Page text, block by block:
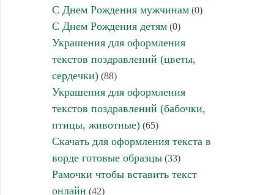
С Днем Рождения мужчинам(0)
С Днем Рождения детям(0)
Украшения для оформления
текстов поздравлений (цветы,
сердечки)(88)
Украшения для оформления
текстов поздравлений (бабочки,
птицы, животные)(65)
Скачать для оформления текста в
ворде готовые образцы(33)
Рамочки чтобы вставить текст
онлайн (42)